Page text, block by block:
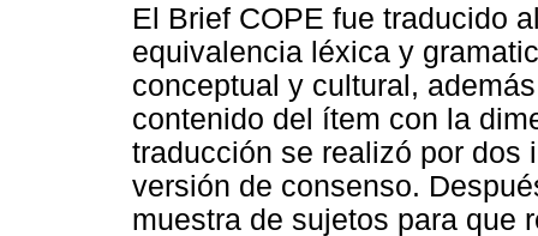
El Brief COPE fue traducido
equivalencia léxica y
conceptual y cultural,
contenido del ítem con la
traducción se realizó por dos
versión de consenso.
muestra de sujetos para que